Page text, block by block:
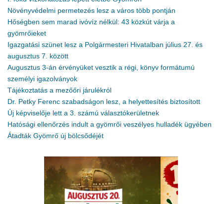
Növényvédelmi permetezés lesz a város több pontján
Hőségben sem marad ivóvíz nélkül: 43 közkút várja a
gyömrőieket
Igazgatási szünet lesz a Polgármesteri Hivatalban július 27. és
augusztus 7. között
Augusztus 3-án érvényüket vesztik a régi, könyv formátumú
személyi igazolványok
Tájékoztatás a mezőőri járulékról
Dr. Petky Ferenc szabadságon lesz, a helyettesítés biztosított
Új képviselője lett a 3. számú választókerületnek
Hatósági ellenőrzés indult a gyömrői veszélyes hulladék ügyében
Átadták Gyömrő új bölcsődéjét